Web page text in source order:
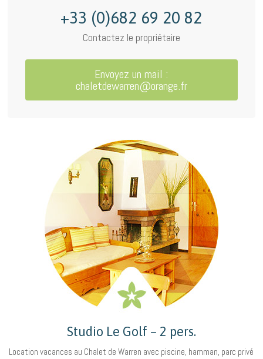
+33 (0)682 69 20 82
Contactez le propriétaire
Envoyez un mail :
chaletdewarren@orange.fr
Studio Le Golf – 2 pers.
Location vacances au Chalet de Warren avec piscine, hamman, parc privé